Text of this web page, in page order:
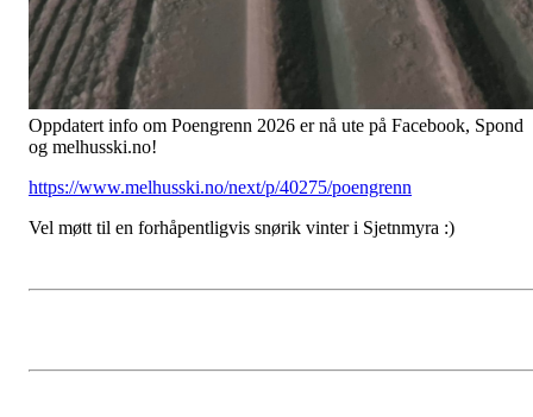
Oppdatert info om Poengrenn 2026 er nå ute på Facebook, Spond
og melhusski.no!
https://www.melhusski.no/next/p/40275/poengrenn
Vel møtt til en forhåpentligvis snørik vinter i Sjetnmyra :)